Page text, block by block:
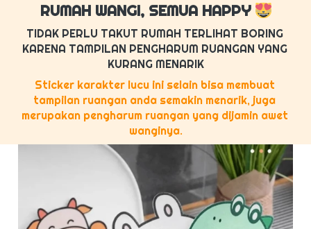
RUMAH WANGI, SEMUA HAPPY
TIDAK PERLU TAKUT RUMAH TERLIHAT BORING
KARENA TAMPILAN PENGHARUM RUANGAN YANG
KURANG MENARIK
Sticker karakter lucu ini selain bisa membuat
tampilan ruangan anda semakin menarik, juga
merupakan pengharum ruangan yang dijamin awet
wanginya.